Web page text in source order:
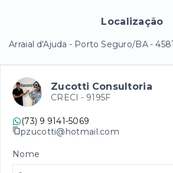
Localização
Arraial d'Ajuda - Porto Seguro/BA-
Zucotti Consultoria
CRECI - 9195F
(73) 9 9141-5069
pzucotti@hotmail.com
Nome